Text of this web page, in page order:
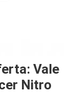
Vale
Nitro